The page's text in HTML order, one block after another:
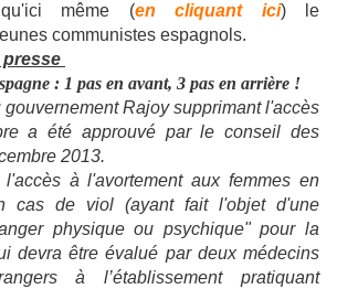
même (en cliquant ici) le
communistes espagnols.
: 1 pas en avant, 3 pas en arrière !
Rajoy supprimant l'accès
a été approuvé par le conseil des
2013.
à l'avortement aux femmes en
cas de viol (ayant fait l'objet d'une
physique ou psychique" pour la
devra être évalué par deux médecins
à l’établissement pratiquant